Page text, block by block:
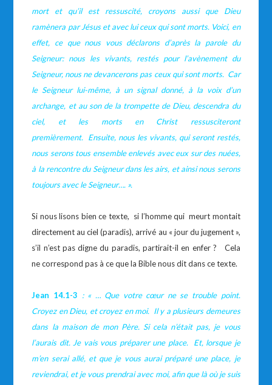
mort et qu’il est ressuscité, croyons aussi que Dieu
ramènera par Jésus et avec lui ceux qui sont morts. Voici, en
effet, ce que nous vous déclarons d’après la parole du
Seigneur: nous les vivants, restés pour l’avènement du
Seigneur, nous ne devancerons pas ceux qui sont morts. Car
le Seigneur lui-même, à un signal donné, à la voix d’un
archange, et au son de la trompette de Dieu, descendra du
ciel, et les morts en Christ ressusciteront
premièrement. Ensuite, nous les vivants, qui seront restés,
nous serons tous ensemble enlevés avec eux sur des nuées,
à la rencontre du Seigneur dans les airs, et ainsi nous serons
toujours avec le Seigneur…. ».
Si nous lisons bien ce texte, si l’homme qui meurt montait
directement au ciel (paradis), arrivé au « jour du jugement »,
s’il n’est pas digne du paradis, partirait-il en enfer ? Cela
ne correspond pas à ce que la Bible nous dit dans ce texte.
Jean 14.1-3 : « … Que votre cœur ne se trouble point.
Croyez en Dieu, et croyez en moi. Il y a plusieurs demeures
dans la maison de mon Père. Si cela n’était pas, je vous
l’aurais dit. Je vais vous préparer une place. Et, lorsque je
m’en serai allé, et que je vous aurai préparé une place, je
reviendrai, et je vous prendrai avec moi, afin que là où je suis